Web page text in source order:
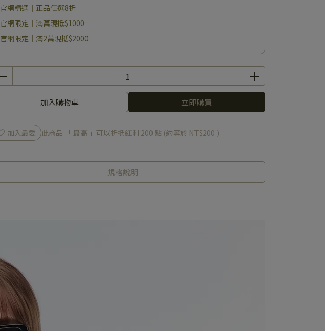
官網精選｜正品任選8折
官網限定｜滿萬現抵$1000
官網限定｜滿2萬現抵$2000
加入購物車 立即購買
加入最愛 此商品 「 最高 」可以折抵紅利 200 點 (約等於 NT$200 )
規格說明